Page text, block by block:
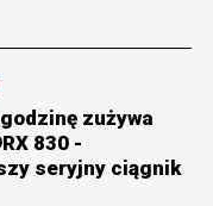
zużywa
830 -
seryjny ciągnik